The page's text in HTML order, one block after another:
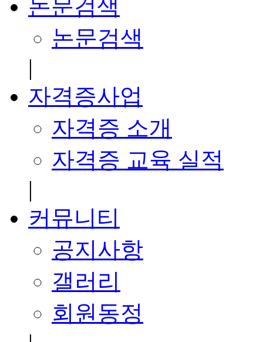
논문검색
논문검색
|
자격증사업
자격증 소개
자격증 교육 실적
|
커뮤니티
공지사항
갤러리
회원동정